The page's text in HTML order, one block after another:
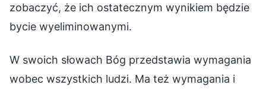
zobaczyć, że ich ostatecznym wynikiem będzie
bycie wyeliminowanymi.
W swoich słowach Bóg przedstawia wymagania
wobec wszystkich ludzi. Ma też wymagania i